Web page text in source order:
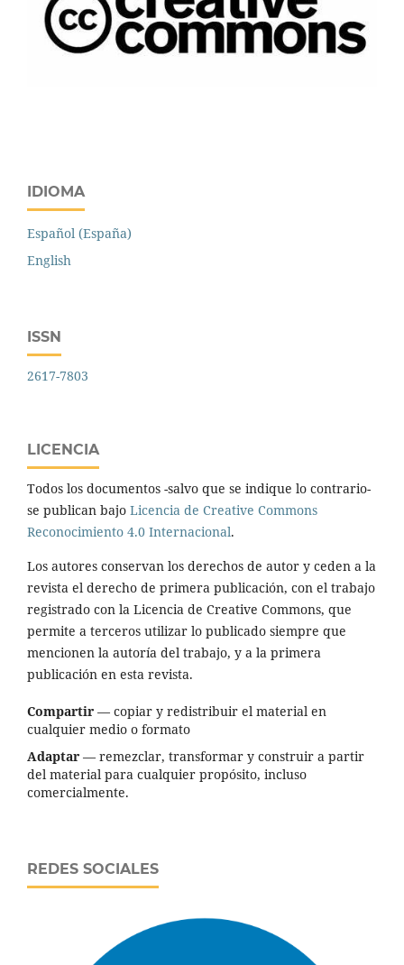
IDIOMA
Español (España)
English
ISSN
2617-7803
LICENCIA
Todos los documentos -salvo que se indique lo contrario-
se publican bajo Licencia de Creative Commons
Reconocimiento 4.0 Internacional.
Los autores conservan los derechos de autor y ceden a la
revista el derecho de primera publicación, con el trabajo
registrado con la Licencia de Creative Commons, que
permite a terceros utilizar lo publicado siempre que
mencionen la autoría del trabajo, y a la primera
publicación en esta revista.
Compartir — copiar y redistribuir el material en
cualquier medio o formato
Adaptar — remezclar, transformar y construir a partir
del material para cualquier propósito, incluso
comercialmente.
REDES SOCIALES